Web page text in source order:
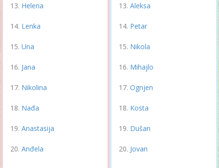
Helena
Lenka
Una
Jana
Nikolina
Nađa
Anastasija
Anđela
Aleksa
Petar
Nikola
Mihajlo
Ognjen
Kosta
Dušan
Jovan